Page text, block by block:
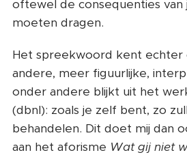
oftewel de consequenties van
moeten dragen.
Het spreekwoord kent echter
andere, meer figuurlijke,
onder andere blijkt uit het
(dbnl): zoals je zelf bent, zo
behandelen. Dit doet mij dan
aan het aforisme Wat gij niet